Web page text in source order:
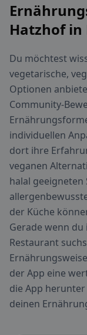
Hatzhof in
Du möchtest
vegetarische,
Optionen
Community-
individuellen
dort ihre
veganen
halal
der Küche
Gerade wenn
Restaurant
der App eine
die App
deinen